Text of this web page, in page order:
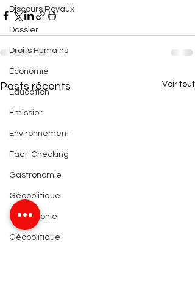
Discours Royaux
Dossier
Droits Humains
Économie
Éducation
Émission
Environnement
Fact-Checking
Gastronomie
Géopolitique
Géographie
Géopolitique
Posts récents Voir tout